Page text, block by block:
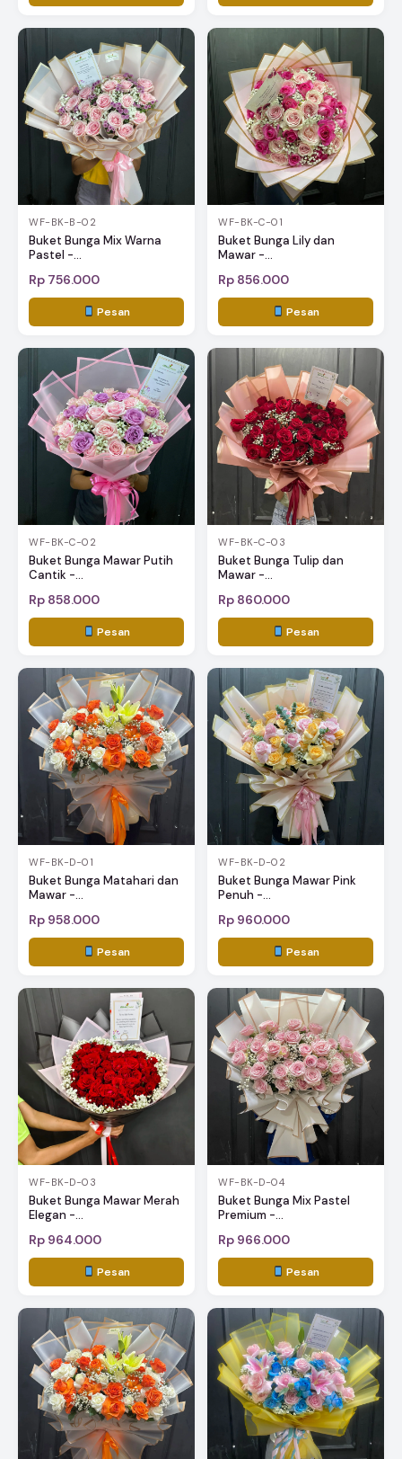
WF-BK-B-02
Buket Bunga Mix Warna
Pastel -...
Rp 756.000
Pesan
WF-BK-C-01
Buket Bunga Lily dan
Mawar -...
Rp 856.000
Pesan
WF-BK-C-02
Buket Bunga Mawar Putih
Cantik -...
Rp 858.000
Pesan
WF-BK-C-03
Buket Bunga Tulip dan
Mawar -...
Rp 860.000
Pesan
WF-BK-D-01
Buket Bunga Matahari dan
Mawar -...
Rp 958.000
Pesan
WF-BK-D-02
Buket Bunga Mawar Pink
Penuh -...
Rp 960.000
Pesan
WF-BK-D-03
Buket Bunga Mawar Merah
Elegan -...
Rp 964.000
Pesan
WF-BK-D-04
Buket Bunga Mix Pastel
Premium -...
Rp 966.000
Pesan